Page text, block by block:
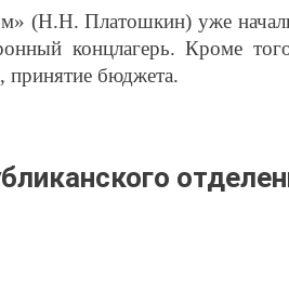
(Н.Н. Платошкин) уже
концлагерь. Кроме
принятие бюджета.